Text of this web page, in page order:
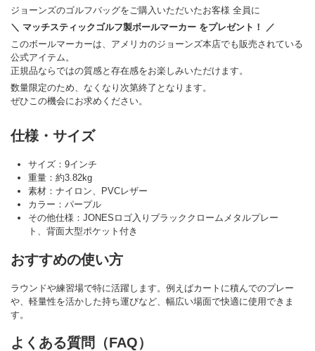
ジョーンズのゴルフバッグをご購入いただいたお客様 全員に
＼ マッチスティックゴルフ製ボールマーカー をプレゼント！ ／
このボールマーカーは、アメリカのジョーンズ本店でも販売されている
公式アイテム。
正規品ならではの質感と存在感をお楽しみいただけます。
数量限定のため、なくなり次第終了となります。
ぜひこの機会にお求めください。
仕様・サイズ
サイズ：9インチ
重量：約3.82kg
素材：ナイロン、PVCレザー
カラー：パープル
その他仕様：JONESロゴ入りブラッククロームメタルプレー
ト、背面大型ポケット付き
おすすめの使い方
ラウンドや練習場で特に活躍します。例えばカートに積んでのプレー
や、軽量性を活かした持ち運びなど、幅広い場面で快適に使用できま
す。
よくある質問（FAQ）